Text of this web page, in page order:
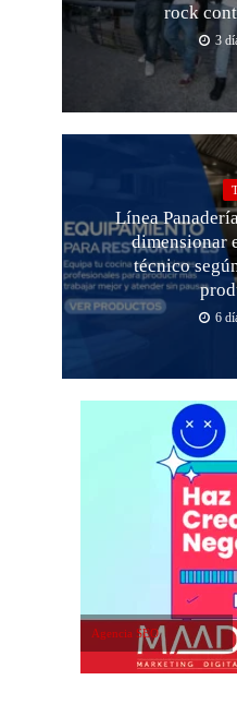
rock
3
Línea
dimensionar
técnico
6
Agencia SEO